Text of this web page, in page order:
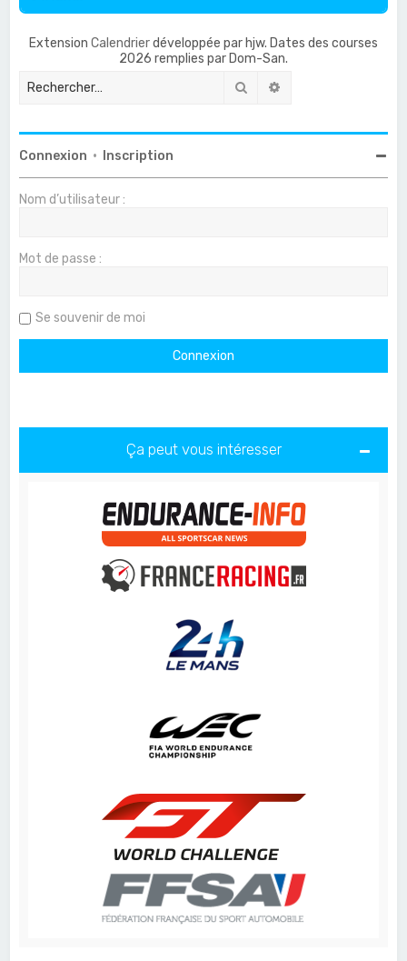
Extension Calendrierdéveloppée par hjw. Dates des courses
2026 remplies par Dom-San.
Rechercher
Connexion • Inscription
Nom d’utilisateur :
Mot de passe :
Se souvenir de moi
Ça peut vous intéresser